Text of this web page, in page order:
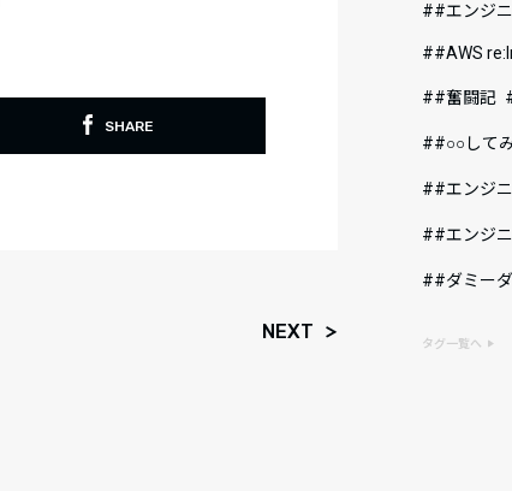
SHARE
NEXT
#エンジ
#AWS
#奮闘記
#○○して
#エンジ
#エンジ
#ダミー
タグ一覧へ